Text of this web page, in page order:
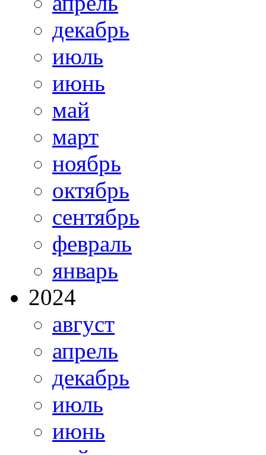
декабрь
июль
июнь
май
март
ноябрь
октябрь
сентябрь
февраль
январь
2024
август
апрель
декабрь
июль
июнь